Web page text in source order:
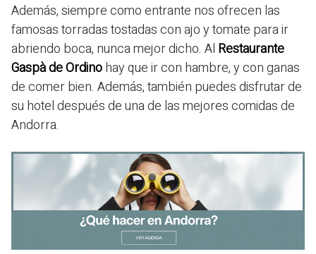
Además, siempre como entrante nos ofrecen las
famosas torradas tostadas con ajo y tomate para ir
abriendo boca, nunca mejor dicho. Al Restaurante
Gaspà de Ordinohay que ir con hambre, y con ganas
de comer bien. Además, también puedes disfrutar de
su hotel después de una de las mejores comidas de
Andorra.